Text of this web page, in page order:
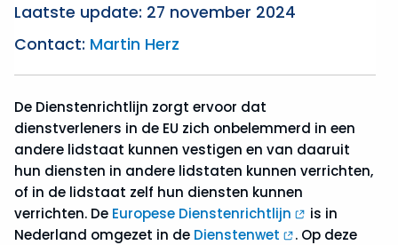
Vrij
van
Laatste update: 27 november 2024
Contact: Martin Herz
De Dienstenrichtlijn zorgt ervoor dat
dienstverleners in de EU zich onbelemmerd in een
andere lidstaat kunnen vestigen en van daaruit
hun diensten in andere lidstaten kunnen verrichten,
of in de lidstaat zelf hun diensten kunnen
verrichten. De Europese Dienstenrichtlijn
is in
Nederland omgezet in de Dienstenwet
. Op deze